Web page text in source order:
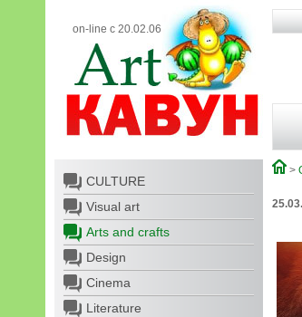
on-line с 20.02.06
CULTURE
Visual art
Arts and crafts
Design
Cinema
Literature
>